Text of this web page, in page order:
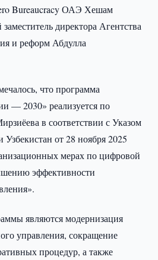
Bureaucracy ОАЭ Хешам
директора Агентства
и реформ Абдулла
что программа
— 2030» реализуется по
в соответствии с Указом
от 28 ноября 2025
мерах по цифровой
эффективности
являются модернизация
управления, сокращение
процедур, а также